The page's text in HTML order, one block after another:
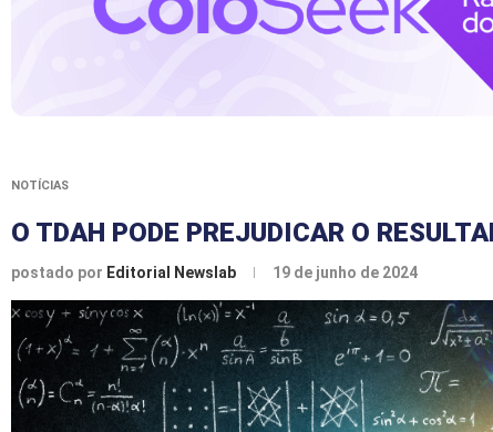
NOTÍCIAS
O TDAH PODE PREJUDICAR O
postado por Editorial Newslab 19 de junho de 2024